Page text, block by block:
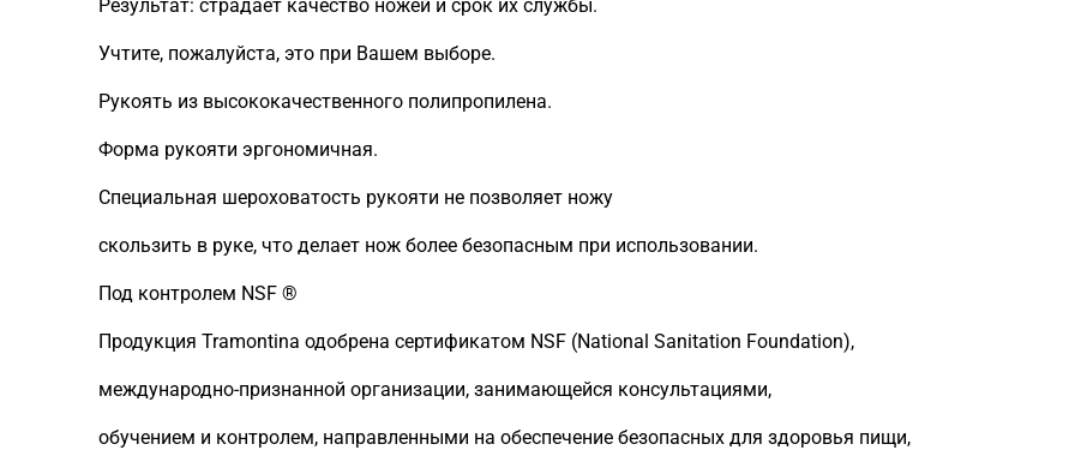
Результат: страдает качество ножей и срок их службы.
Учтите, пожалуйста, это при Вашем выборе.
Рукоять из высококачественного полипропилена.
Форма рукояти эргономичная.
Специальная шероховатость рукояти не позволяет ножу
скользить в руке, что делает нож более безопасным при использовании.
Под контролем NSF ®
Продукция Tramontina одобрена сертификатом NSF (National Sanitation Foundation),
международно-признанной организации, занимающейся консультациями,
обучением и контролем, направленными на обеспечение безопасных для здоровья пищи,